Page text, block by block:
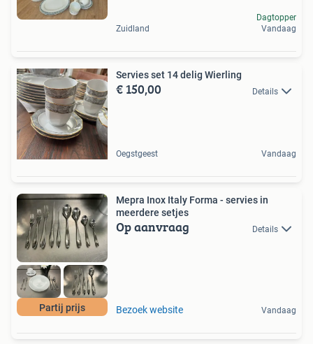
Zuidland
Dagtopper
Vandaag
Servies set 14 delig Wierling
€ 150,00 Details
Oegstgeest Vandaag
Partij prijs
Mepra Inox Italy Forma - servies in
meerdere setjes
Op aanvraag Details
Bezoek website Vandaag